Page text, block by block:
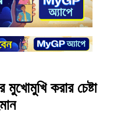
মুখোমুখি করার চেষ্টা